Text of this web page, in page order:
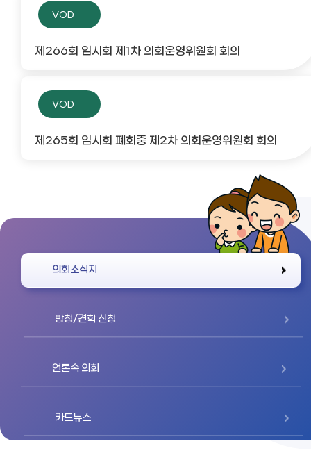
VOD
제266회 임시회 제1차 의회운영위원회 회의
VOD
제265회 임시회 폐회중 제2차 의회운영위원회 회의
의회소식지
방청/견학 신청
언론속 의회
카드뉴스